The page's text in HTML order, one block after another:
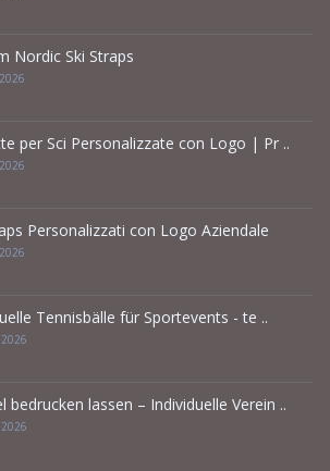
Nordic Ski Straps
per Sci Personalizzate con Logo | Pr ..
Personalizzati con Logo Aziendale
Tennisbälle für Sportevents - te ..
bedrucken lassen – Individuelle Verein ..